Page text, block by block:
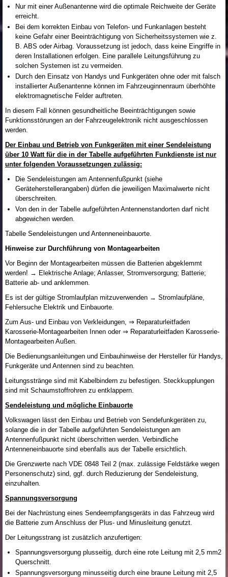
Nur mit einer Außenantenne wird die optimale Reichweite der Geräte
erreicht.
Bei dem korrekten Einbau von Telefon- und Funkanlagen besteht
keine Gefahr einer Beeinträchtigung von Sicherheitssystemen wie z.
B. ABS oder Airbag. Voraussetzung ist jedoch, dass keine Eingriffe in
deren Installationen erfolgen. Eine parallele Leitungsführung zu
solchen Systemen ist zu vermeiden.
Durch den Einsatz von Handys und Funkgeräten ohne oder mit falsch
installierter Außenantenne können im Fahrzeuginnenraum überhöhte
elektromagnetische Felder auftreten.
In diesem Fall können gesundheitliche Beeinträchtigungen sowie
Funktionsstörungen an der Fahrzeugelektronik nicht ausgeschlossen
werden.
Der Einbau und Betrieb von Funkgeräten mit einer Sendeleistung
über 10 Watt für die in der Tabelle aufgeführten Funkdienste ist nur
unter folgenden Voraussetzungen zulässig:
Die Sendeleistungen am Antennenfußpunkt (siehe
Geräteherstellerangaben) dürfen die jeweiligen Maximalwerte nicht
überschreiten.
Von den in der Tabelle aufgeführten Antennenstandorten darf nicht
abgewichen werden.
Tabelle Sendeleistungen und Antenneneinbauorte.
Hinweise zur Durchführung von Montagearbeiten
Vor Beginn der Montagearbeiten müssen die Batterien abgeklemmt
werden! → Elektrische Anlage; Anlasser, Stromversorgung; Batterie;
Batterie ab- und anklemmen.
Es ist der gültige Stromlaufplan mitzuverwenden → Stromlaufpläne,
Fehlersuche Elektrik und Einbauorte.
Zum Aus- und Einbau von Verkleidungen, ⇒ Reparaturleitfaden
Karosserie-Montagearbeiten Innen oder ⇒ Reparaturleitfaden Karosserie-
Montagearbeiten Außen.
Die Bedienungsanleitungen und Einbauhinweise der Hersteller für Handys,
Funkgeräte und Antennen sind zu beachten.
Leitungsstränge sind mit Kabelbindern zu befestigen. Steckkupplungen
sind mit Schaumstoffrohren zu entklappern.
Sendeleistung und mögliche Einbauorte
Volkswagen lässt den Einbau und Betrieb von Sendefunkgeräten zu,
solange die in der Tabelle aufgeführten Sendeleistungen am
Antennenfußpunkt nicht überschritten werden. Verbindliche
Antenneneinbauorte sind ebenfalls aus der Tabelle ersichtlich.
Die Grenzwerte nach VDE 0848 Teil 2 (max. zulässige Feldstärke wegen
Personenschutz) sind, ggf. durch Reduzierung der Sendeleistung,
einzuhalten.
Spannungsversorgung
Bei der Nachrüstung eines Sendeempfangsgeräts in das Fahrzeug wird
die Batterie zum Anschluss der Plus- und Minusleitung genutzt.
Der Leitungsstrang ist zusätzlich anzufertigen:
Spannungsversorgung plusseitig, durch eine rote Leitung mit 2,5 mm2
Querschnitt.
Spannungsversorgung minusseitig durch eine braune Leitung mit 2,5